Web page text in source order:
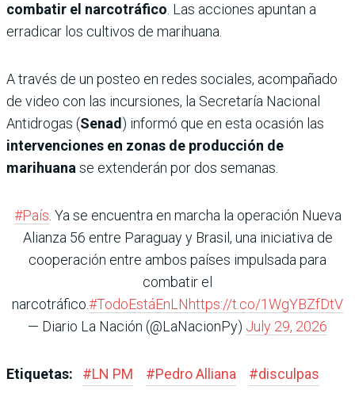
combatir el narcotráfico. Las acciones apuntan a
erradicar los cultivos de marihuana.
A través de un posteo en redes sociales, acompañado
de video con las incursiones, la Secretaría Nacional
Antidrogas (Senad) informó que en esta ocasión las
intervenciones en zonas de producción de
marihuanase extenderán por dos semanas.
#País. Ya se encuentra en marcha la operación Nueva
Alianza 56 entre Paraguay y Brasil, una iniciativa de
cooperación entre ambos países impulsada para
combatir el
narcotráfico.#TodoEstáEnLNhttps://t.co/1WgYBZfDtV
— Diario La Nación (@LaNacionPy) July 29, 2026
Etiquetas: #LN PM #Pedro Alliana #disculpas